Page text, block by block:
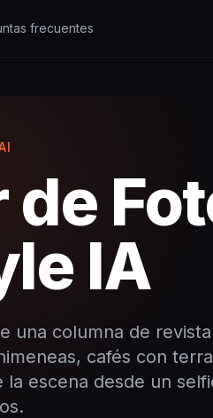
frecuentes
IA
una columna de
cafés con
escena desde un